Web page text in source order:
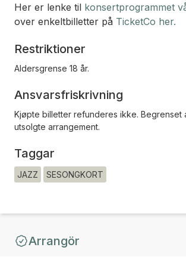
Her er lenke til konsertprogrammet
over enkeltbilletter på TicketCo her.
Restriktioner
Aldersgrense 18 år.
Ansvarsfriskrivning
Kjøpte billetter refunderes ikke. Begrenset
utsolgte arrangement.
Taggar
JAZZ SESONGKORT
Arrangör